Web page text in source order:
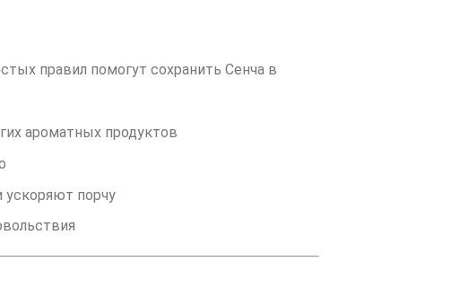
правил помогут сохранить Сенча в
ароматных продуктов
порчу